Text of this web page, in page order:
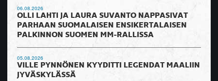
06.08.2026
OLLI LAHTI JA LAURA SUVANTO NAPPASIVAT
PARHAAN SUOMALAISEN ENSIKERTALAISEN
PALKINNON SUOMEN MM-RALLISSA
05.08.2026
VILLE PYNNÖNEN KYYDITTI LEGENDAT MAALIIN
JYVÄSKYLÄSSÄ